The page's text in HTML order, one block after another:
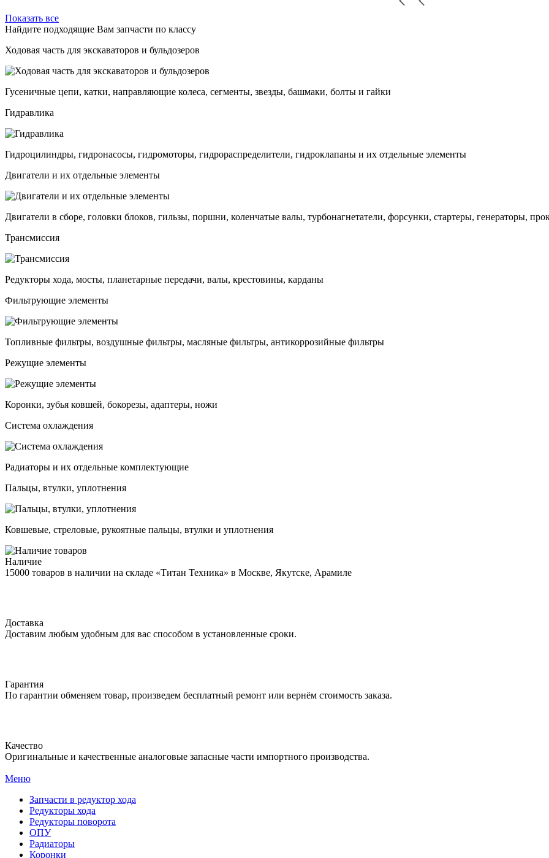
Показать все
Найдите подходящие Вам запчасти по классу
Ходовая часть для экскаваторов и бульдозеров
Гусеничные цепи, катки, направляющие колеса, сегменты, звезды, башмаки, болты и гайки
Гидравлика
Гидроцилиндры, гидронасосы, гидромоторы, гидрораспределители, гидроклапаны и их отдельные элементы
Двигатели и их отдельные элементы
Двигатели в сборе, головки блоков, гильзы, поршни, коленчатые валы, турбонагнетатели, форсунки, стартеры, генераторы,
Трансмиссия
Редукторы хода, мосты, планетарные передачи, валы, крестовины, карданы
Фильтрующие элементы
Топливные фильтры, воздушные фильтры, масляные фильтры, антикоррозийные фильтры
Режущие элементы
Коронки, зубья ковшей, бокорезы, адаптеры, ножи
Система охлаждения
Радиаторы и их отдельные комплектующие
Пальцы, втулки, уплотнения
Ковшевые, стреловые, рукоятные пальцы, втулки и уплотнения
Наличие
15000 товаров в наличии на складе «Титан Техника» в Москве, Якутске, Арамиле
Доставка
Доставим любым удобным для вас способом в установленные сроки.
Гарантия
По гарантии обменяем товар, произведем бесплатный ремонт или вернём стоимость заказа.
Качество
Оригинальные и качественные аналоговые запасные части импортного производства.
Меню
Запчасти в редуктор хода
Редукторы хода
Редукторы поворота
ОПУ
Радиаторы
Коронки